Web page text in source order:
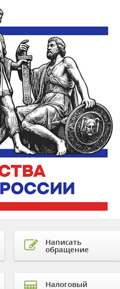
Написать
обращение
Налоговый